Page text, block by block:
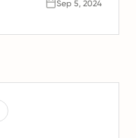
Sep 5, 2024